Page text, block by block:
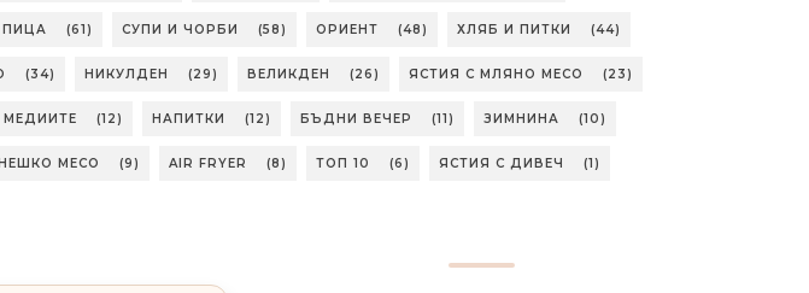
ПИЦА (61) СУПИ И ЧОРБИ (58) ОРИЕНТ (48) ХЛЯБ И ПИТКИ (44)
(34) НИКУЛДЕН (29) ВЕЛИКДЕН (26) ЯСТИЯ С МЛЯНО МЕСО (23)
МЕДИИТЕ (12) НАПИТКИ (12) БЪДНИ ВЕЧЕР (11) ЗИМНИНА (10)
МЕСО (9) AIR FRYER (8) ТОП 10 (6) ЯСТИЯ С ДИВЕЧ (1)